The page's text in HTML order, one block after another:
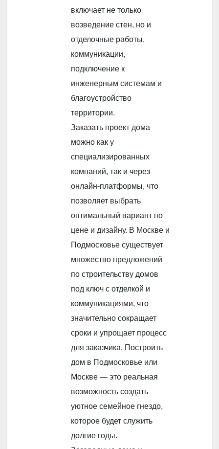
включает не только
возведение стен, но и
отделочные работы,
коммуникации,
подключение к
инженерным системам и
благоустройство
территории.
Заказать проект дома
можно как у
специализированных
компаний, так и через
онлайн-платформы, что
позволяет выбрать
оптимальный вариант по
цене и дизайну. В Москве и
Подмосковье существует
множество предложений
по строительству домов
под ключ с отделкой и
коммуникациями, что
значительно сокращает
сроки и упрощает процесс
для заказчика. Построить
дом в Подмосковье или
Москве — это реальная
возможность создать
уютное семейное гнездо,
которое будет служить
долгие годы.